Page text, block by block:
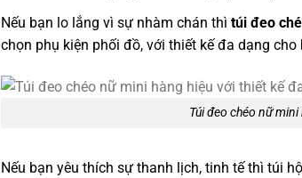
Nếu bạn lo lắng vì sự nhàm chán thì túi đeo
chọn phụ kiện phối đồ, với thiết kế đa dạng
Túi đeo chéo nữ
Nếu bạn yêu thích sự thanh lịch, tinh tế thì túi